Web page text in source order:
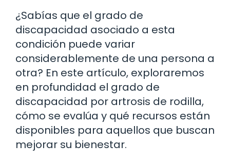
¿Sabías que el grado de
discapacidad asociado a esta
condición puede variar
considerablemente de una persona a
otra? En este artículo, exploraremos
en profundidad el grado de
discapacidad por artrosis de rodilla,
cómo se evalúa y qué recursos están
disponibles para aquellos que buscan
mejorar su bienestar.